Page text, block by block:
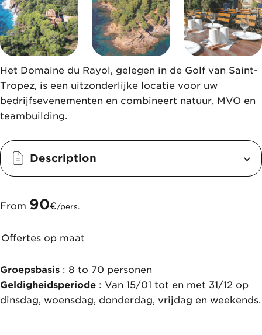
Het Domaine du Rayol, gelegen in de Golf van Saint-
Tropez, is een uitzonderlijke locatie voor uw
bedrijfsevenementen en combineert natuur, MVO en
teambuilding.
Description
From 90€/pers.
Offertes op maat
Groepsbasis : 8 to 70 personen
Geldigheidsperiode : Van 15/01 tot en met 31/12 op
dinsdag, woensdag, donderdag, vrijdag en weekends.